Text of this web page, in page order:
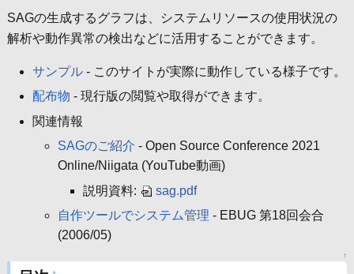
SAGの生成するグラフは、システムリソースの使用状況の
解析や動作異常の検出などに活用することができます。
サンプル- このサイトが実際に動作している様子です。
配布物 - 現行版の閲覧や取得ができます。
関連情報
SAGのご紹介 - Open Source Conference 2021
Online/Niigata (YouTube動画)
説明資料:
sag.pdf
自作ツールでシステム管理 - EBUG 第18回会合
(2006/05)
↑